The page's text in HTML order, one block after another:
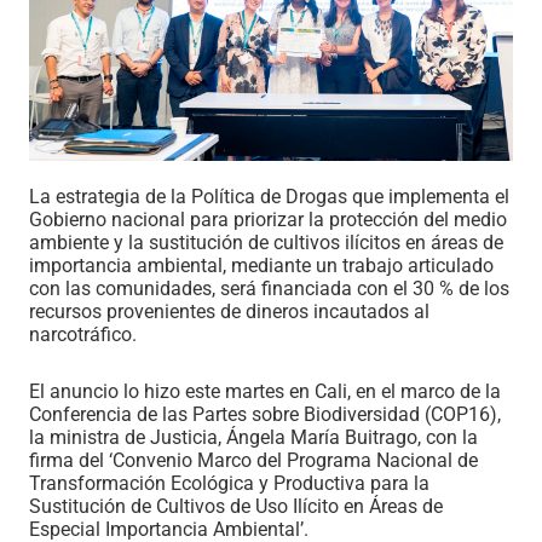
La estrategia de la Política de Drogas que implementa el
Gobierno nacional para priorizar la protección del medio
ambiente y la sustitución de cultivos ilícitos en áreas de
importancia ambiental, mediante un trabajo articulado
con las comunidades, será financiada con el 30 % de los
recursos provenientes de dineros incautados al
narcotráfico.
El anuncio lo hizo este martes en Cali, en el marco de la
Conferencia de las Partes sobre Biodiversidad (COP16),
la ministra de Justicia, Ángela María Buitrago, con la
firma del ‘Convenio Marco del Programa Nacional de
Transformación Ecológica y Productiva para la
Sustitución de Cultivos de Uso Ilícito en Áreas de
Especial Importancia Ambiental’.